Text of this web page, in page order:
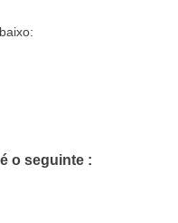
o seguinte :